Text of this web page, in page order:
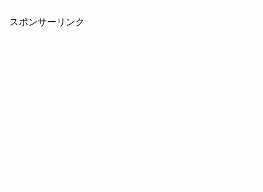
スポンサーリンク